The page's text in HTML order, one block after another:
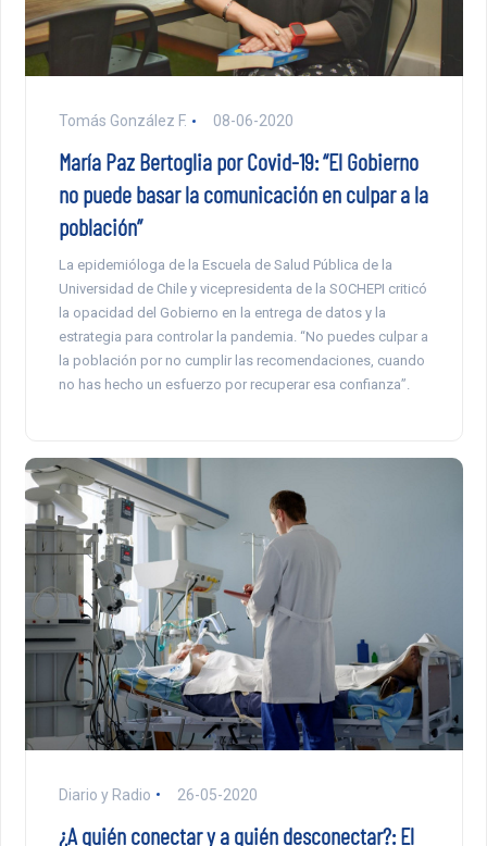
Tomás González F. 08-06-2020
María Paz Bertoglia por Covid-19: “El Gobierno
no puede basar la comunicación en culpar a la
población”
La epidemióloga de la Escuela de Salud Pública de la
Universidad de Chile y vicepresidenta de la SOCHEPI criticó
la opacidad del Gobierno en la entrega de datos y la
estrategia para controlar la pandemia. “No puedes culpar a
la población por no cumplir las recomendaciones, cuando
no has hecho un esfuerzo por recuperar esa confianza”.
Diario y Radio 26-05-2020
¿A quién conectar y a quién desconectar?: El